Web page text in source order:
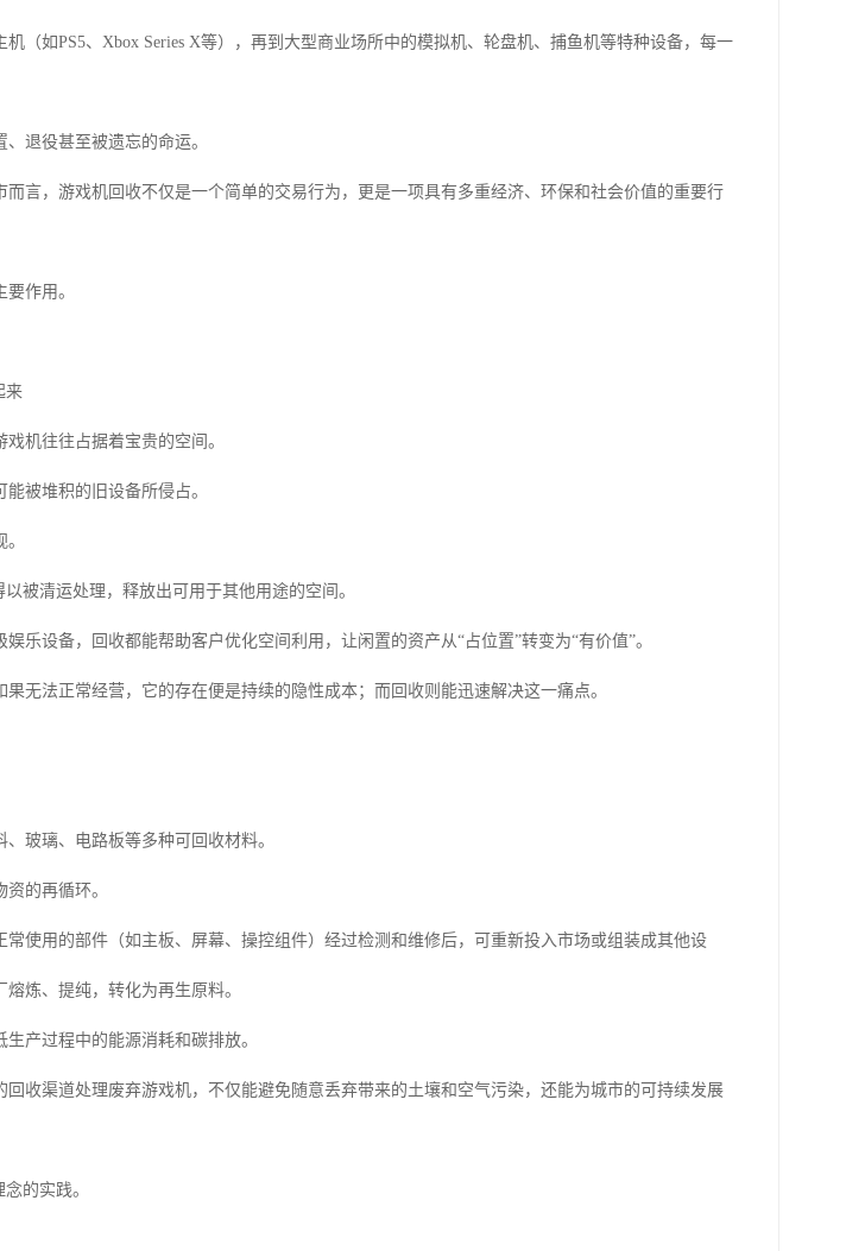
（如PS5、Xbox Series X等），再到大型商业场所中的模拟机、轮盘机、捕鱼机等特种设备，每一
退役甚至被遗忘的命运。
言，游戏机回收不仅是一个简单的交易行为，更是一项具有多重经济、环保和社会价值的重要行
作用。
来
机往往占据着宝贵的空间。
被堆积的旧设备所侵占。
被清运处理，释放出可用于其他用途的空间。
乐设备，回收都能帮助客户优化空间利用，让闲置的资产从“占位置”转变为“有价值”。
无法正常经营，它的存在便是持续的隐性成本；而回收则能迅速解决这一痛点。
玻璃、电路板等多种可回收材料。
的再循环。
使用的部件（如主板、屏幕、操控组件）经过检测和维修后，可重新投入市场或组装成其他设
炼、提纯，转化为再生原料。
产过程中的能源消耗和碳排放。
收渠道处理废弃游戏机，不仅能避免随意丢弃带来的土壤和空气污染，还能为城市的可持续发展
的实践。